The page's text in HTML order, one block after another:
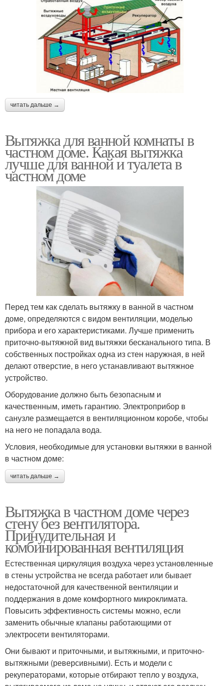
читать дальше →
Вытяжка для ванной комнаты в
частном доме. Какая вытяжка
лучше для ванной и туалета в
частном доме
Перед тем как сделать вытяжку в ванной в частном
доме, определяются с видом вентиляции, моделью
прибора и его характеристиками. Лучше применить
приточно-вытяжной вид вытяжки бесканального типа. В
собственных постройках одна из стен наружная, в ней
делают отверстие, в него устанавливают вытяжное
устройство.
Оборудование должно быть безопасным и
качественным, иметь гарантию. Электроприбор в
санузле размещается в вентиляционном коробе, чтобы
на него не попадала вода.
Условия, необходимые для установки вытяжки в ванной
в частном доме:
читать дальше →
Вытяжка в частном доме через
стену без вентилятора.
Принудительная и
комбинированная вентиляция
Естественная циркуляция воздуха через установленные
в стены устройства не всегда работает или бывает
недостаточной для качественной вентиляции и
поддержания в доме комфортного микроклимата.
Повысить эффективность системы можно, если
заменить обычные клапаны работающими от
электросети вентиляторами.
Они бывают и приточными, и вытяжными, и приточно-
вытяжными (реверсивными). Есть и модели с
рекуператорами, которые отбирают тепло у воздуха,